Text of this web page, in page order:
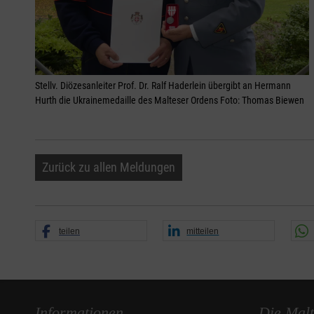
Stellv. Diözesanleiter Prof. Dr. Ralf Haderlein übergibt an Hermann
Hurth die Ukrainemedaille des Malteser Ordens Foto: Thomas Biewen
Zurück zu allen Meldungen
teilen mitteilen